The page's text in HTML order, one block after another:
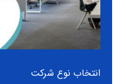
انتخاب نوع شرکت